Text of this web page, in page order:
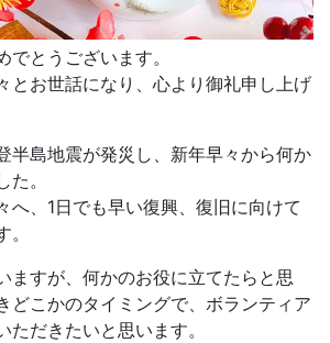
でとうございます。
とお世話になり、心より御礼申し上げ
半島地震が発災し、新年早々から何か
。
へ、1日でも早い復興、復旧に向けて
ますが、何かのお役に立てたらと思
どこかのタイミングで、ボランティア
ただきたいと思います。